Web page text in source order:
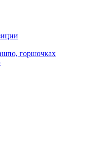
горшочках